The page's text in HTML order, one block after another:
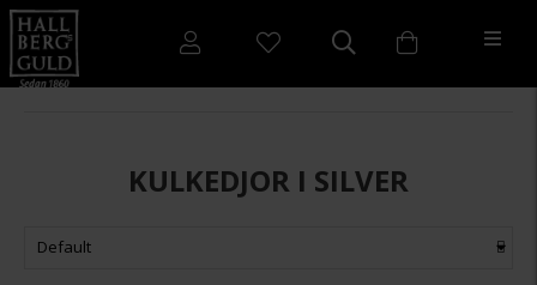
KULKEDJOR I SILVER
Default